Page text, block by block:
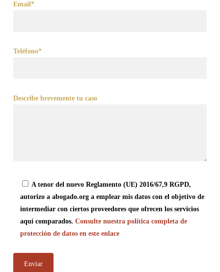
Email*
Teléfono*
Describe brevemente tu caso
A tenor del nuevo Reglamento (UE) 2016/67,9 RGPD,
autorizo a abogado.org a emplear mis datos con el objetivo de
intermediar con ciertos proveedores que ofrecen los servicios
aquí comparados. Consulte nuestra política completa de
protección de datos en este enlace